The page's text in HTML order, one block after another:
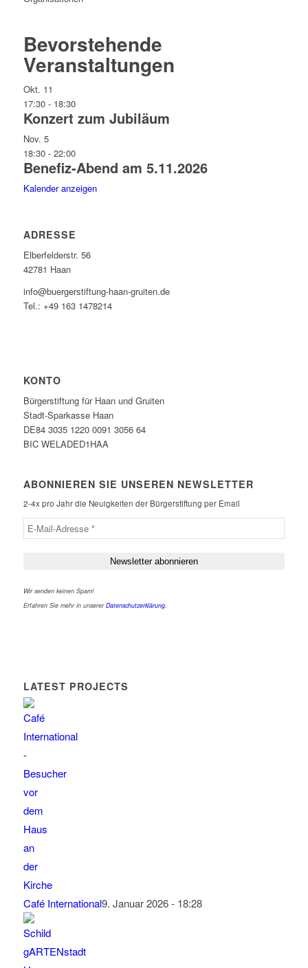
Bevorstehende
Veranstaltungen
Okt. 11
17:30- 18:30
Konzert zum Jubiläum
Nov. 5
18:30- 22:00
Benefiz-Abend am 5.11.2026
Kalender anzeigen
ADRESSE
Elberfelderstr. 56
42781 Haan
info@buergerstiftung-haan-gruiten.de
Tel.: +49 163 1478214
KONTO
Bürgerstiftung für Haan und Gruiten
Stadt-Sparkasse Haan
DE84 3035 1220 0091 3056 64
BIC WELADED1HAA
ABONNIEREN SIE UNSEREN NEWSLETTER
2-4x pro Jahr die Neuigkeiten der Bürgerstiftung per Email
Wir senden keinen Spam!
Erfahren Sie mehr in unsererDatenschutzerklärung.
LATEST PROJECTS
Café International9. Januar 2026 - 18:28